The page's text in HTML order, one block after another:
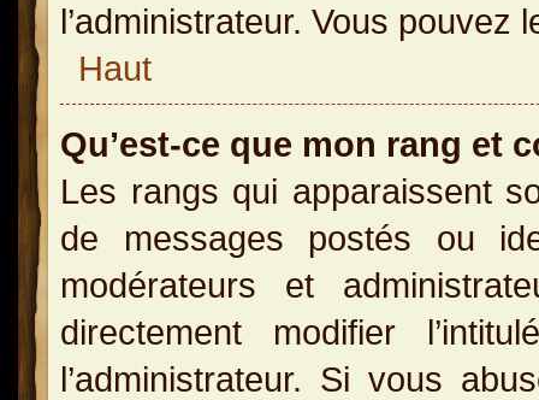
l’administrateur. Vous
Haut
Qu’est-ce que mon rang et
Les rangs qui apparaissent
de messages postés ou
modérateurs et
directement modifier
l’administrateur. Si vous